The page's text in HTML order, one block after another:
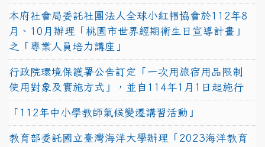
本府社會局委託社團法人全球小紅帽協會於112年8
月、10月辦理「桃園市世界經期衛生日宣導計畫」
之「專業人員培力講座」
行政院環境保護署公告訂定「一次用旅宿用品限制
使用對象及實施方式」，並自114年1月1日起施行
「112年中小學教師氣候變遷講習活動」
教育部委託國立臺灣海洋大學辦理「2023海洋教育